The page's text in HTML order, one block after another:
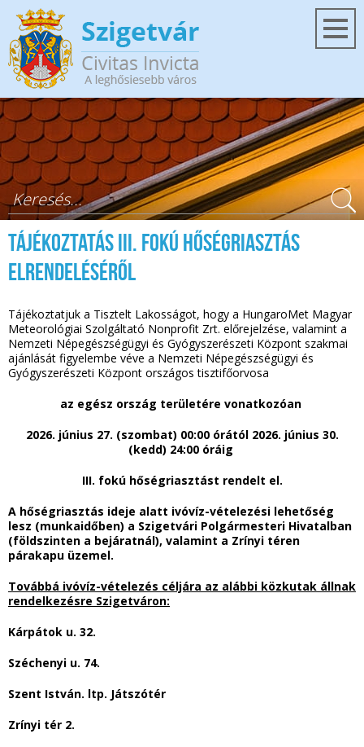
Ugrás a tartalomra
Keresés űrlap
Tájékoztatás III. fokú hőségriasztás
elrendeléséről
Tájékoztatjuk a Tisztelt Lakosságot, hogy a HungaroMet Magyar
Meteorológiai Szolgáltató Nonprofit Zrt. előrejelzése, valamint a
Nemzeti Népegészségügyi és Gyógyszerészeti Központ szakmai
ajánlását figyelembe véve a Nemzeti Népegészségügyi és
Gyógyszerészeti Központ országos tisztifőorvosa
az egész ország területére vonatkozóan
2026. június 27. (szombat) 00:00 órától 2026. június 30.
(kedd) 24:00 óráig
III. fokú hőségriasztást rendelt el.
A hőségriasztás ideje alatt ivóvíz-vételezési lehetőség
lesz (munkaidőben) a Szigetvári Polgármesteri Hivatalban
(földszinten a bejáratnál), valamint a Zrínyi téren
párakapu üzemel.
Továbbá ivóvíz-vételezés céljára az alábbi közkutak állnak
rendelkezésre Szigetváron:
Kárpátok u. 32.
Széchenyi u. 74.
Szent István. ltp. Játszótér
Zrínyi tér 2.